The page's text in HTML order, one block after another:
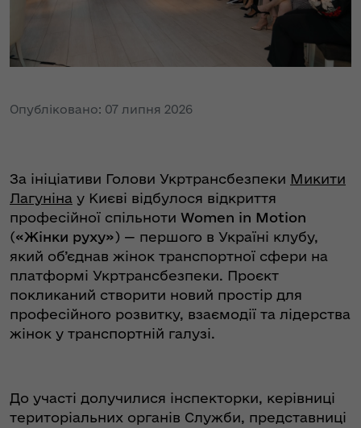
Опубліковано: 07 липня 2026
За ініціативи Голови Укртрансбезпеки Микити
Лагуніна у Києві відбулося відкриття
професійної спільноти Women in Motion
(«Жінки руху») — першого в Україні клубу,
який об’єднав жінок транспортної сфери на
платформі Укртрансбезпеки. Проєкт
покликаний створити новий простір для
професійного розвитку, взаємодії та лідерства
жінок у транспортній галузі.
До участі долучилися інспекторки, керівниці
територіальних органів Служби, представниці